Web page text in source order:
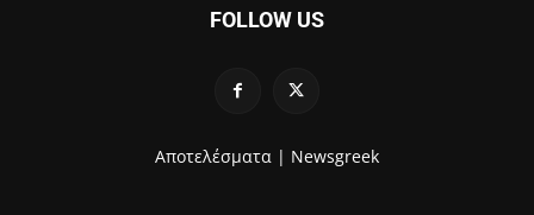
FOLLOW US
Αποτελέσματα | Newsgreek